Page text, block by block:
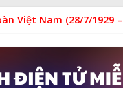
Việt Nam (28/7/1929 –
lưu và trao tặng sách